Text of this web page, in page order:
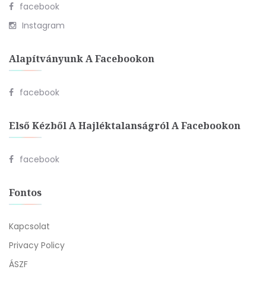
facebook
Instagram
Alapítványunk A Facebookon
facebook
Első Kézből A Hajléktalanságról A Facebookon
facebook
Fontos
Kapcsolat
Privacy Policy
ÁSZF